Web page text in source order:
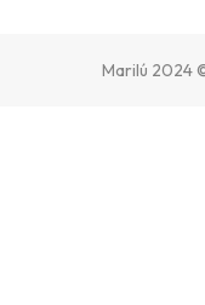
Marilú 2024